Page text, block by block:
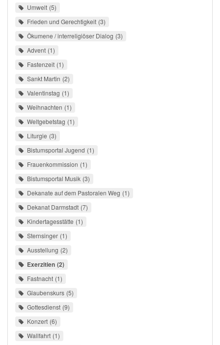
Umwelt 5
Frieden und Gerechtigkeit 3
Ökumene / interreligiöser Dialog 3
Advent 1
Fastenzeit 1
Sankt Martin 2
Valentinstag 1
Weihnachten 1
Weltgebetstag 1
Liturgie 3
Bistumsportal Jugend 1
Frauenkommission 1
Bistumsportal Musik 3
Dekanate auf dem Pastoralen Weg 1
Dekanat Darmstadt 7
Kindertagesstätte 1
Sternsinger 1
Ausstellung 2
Exerzitien 2
Fastnacht 1
Glaubenskurs 5
Gottesdienst 9
Konzert 6
Wallfahrt 1